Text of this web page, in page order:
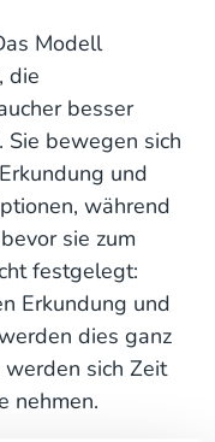
Modell
die
besser
Sie bewegen sich
und
während
sie zum
festgelegt:
Erkundung und
dies ganz
sich Zeit
nehmen.